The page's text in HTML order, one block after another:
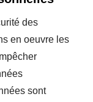
des
en oeuvre les
sont